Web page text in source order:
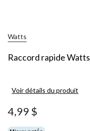
Watts
Raccord rapide Watts
Voir détails du produit
4,99 $